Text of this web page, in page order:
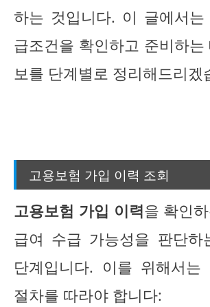
하는 것입니다. 이 글에서
급조건을 확인하고 준비하는
보를 단계별로 정리해드리겠
고용보험 가입 이력 조회
고용보험 가입 이력을 확인
급여 수급 가능성을 판단하
단계입니다. 이를 위해서는
절차를 따라야 합니다: